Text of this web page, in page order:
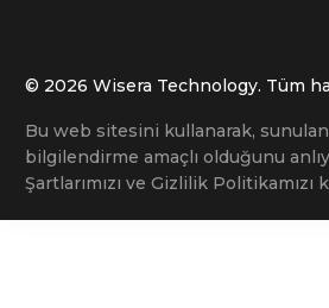
© 2026 Wisera Technology. Tüm
Bu web sitesini kullanarak,
bilgilendirme amaçlı olduğunu
Şartlarımızı ve Gizlilik